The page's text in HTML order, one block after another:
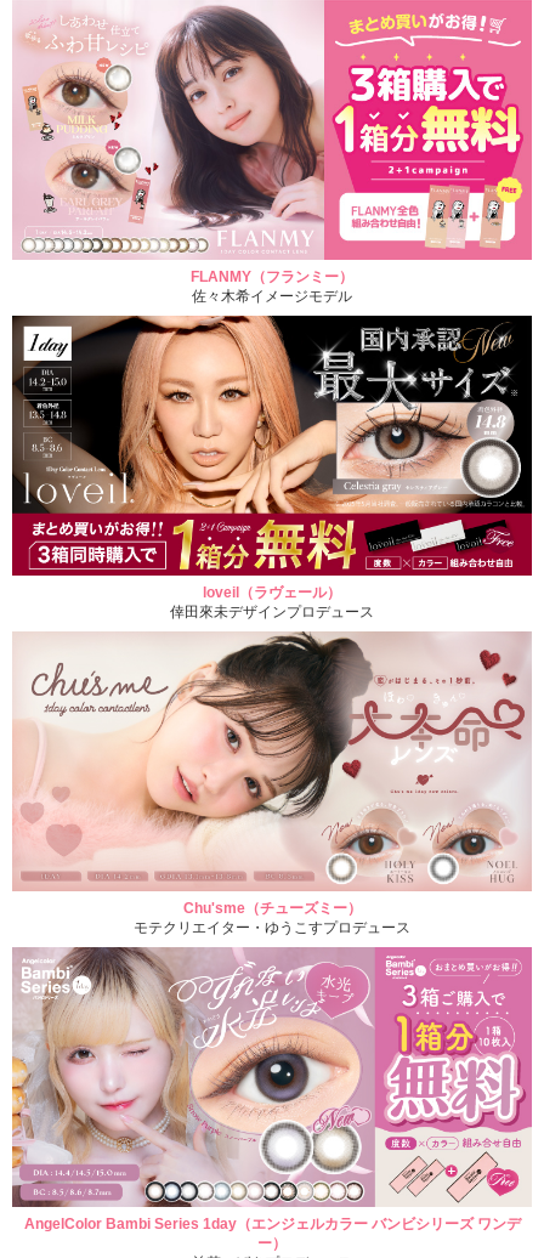
FLANMY（フランミー）
佐々木希イメージモデル
loveil（ラヴェール）
倖田來未デザインプロデュース
Chu'sme（チューズミー）
モテクリエイター・ゆうこすプロデュース
AngelColor Bambi Series 1day（エンジェルカラー バンビシリーズ ワンデ
ー）